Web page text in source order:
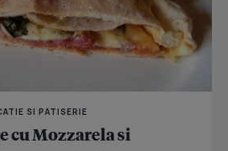
SI PATISERIE
cu Mozzarela si